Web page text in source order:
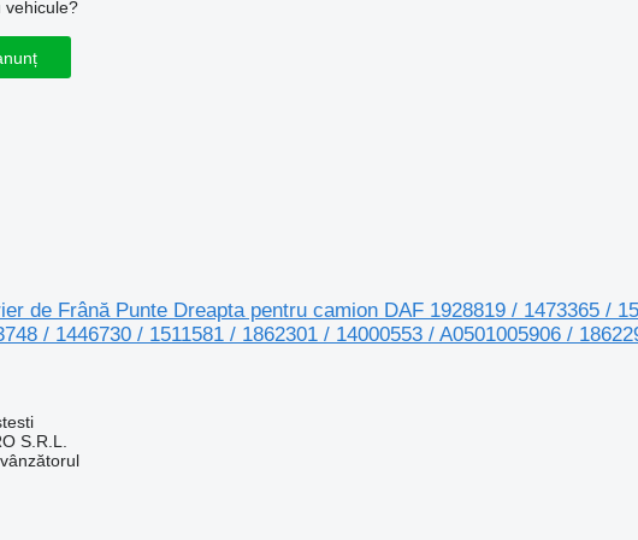
vehicule?
de Frână Punte Dreapta pentru camion DAF 1928819 / 1473365 /
/ 1446730 / 1511581 / 1862301 / 14000553 / A0501005906 /
S.R.L.